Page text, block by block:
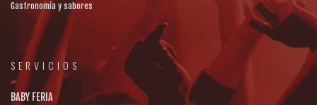
Gastronomía y sabores
SERVICIOS
BABY FERIA